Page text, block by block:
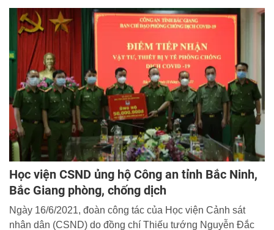
Học viện CSND ủng hộ Công an tỉnh Bắc Ninh,
Bắc Giang phòng, chống dịch
Ngày 16/6/2021, đoàn công tác của Học viện Cảnh sát
nhân dân (CSND) do đồng chí Thiếu tướng Nguyễn Đắc